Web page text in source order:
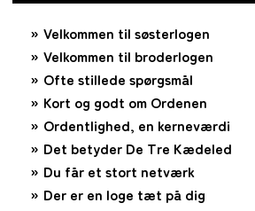
Velkommen til søsterlogen
Velkommen til broderlogen
Ofte stillede spørgsmål
Kort og godt om Ordenen
Ordentlighed, en kerneværdi
Det betyder De Tre Kædeled
Du får et stort netværk
Der er en loge tæt på dig